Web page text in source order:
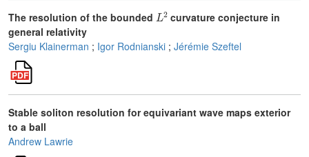
The resolution of the bounded L2 curvature conjecture in
general relativity
Sergiu Klainerman ; Igor Rodnianski ; Jérémie Szeftel
Stable soliton resolution for equivariant wave maps exterior
to a ball
Andrew Lawrie